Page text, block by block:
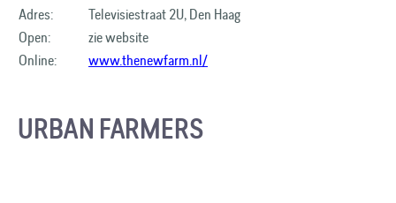
Adres:
Televisiestraat 2U, Den Haag
Open:
zie website
Online:
www.thenewfarm.nl/
URBAN FARMERS